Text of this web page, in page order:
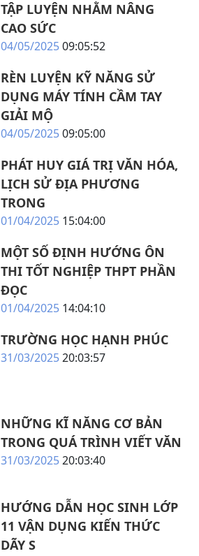
TẬP LUYỆN NHẰM NÂNG
CAO SỨC
04/05/202509:05:52
RÈN LUYỆN KỸ NĂNG SỬ
DỤNG MÁY TÍNH CẦM TAY
GIẢI MỘ
04/05/202509:05:00
PHÁT HUY GIÁ TRỊ VĂN HÓA,
LỊCH SỬ ĐỊA PHƯƠNG
TRONG
01/04/2025 15:04:00
MỘT SỐ ĐỊNH HƯỚNG ÔN
THI TỐT NGHIỆP THPT PHẦN
ĐỌC
01/04/2025 14:04:10
TRƯỜNG HỌC HẠNH PHÚC
31/03/202520:03:57
NHỮNG KĨ NĂNG CƠ BẢN
TRONG QUÁ TRÌNH VIẾT VĂN
31/03/202520:03:40
HƯỚNG DẪN HỌC SINH LỚP
11 VẬN DỤNG KIẾN THỨC
DÃY S